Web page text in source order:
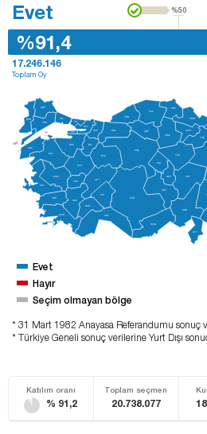
%50
Evet
%91,4
17.246.146
Toplam Oy
ADN
AFY
AMS
ANK
ANT
AYD
BAL
BİL
BOL
BRS
ÇNK
ÇNK
ÇRM
DNZ
EDR
ESK
HTY
ISP
MER
İST
İST
İST
İZR
KAS
AY
KRK
KIR
KCL
KON
KTH
MNS
MUĞ
NEV
NİĞ
SAK
SMN
SNP
TEK
TOK
UŞK
YZG
ZNG
Evet
Hayır
Seçim olmayan bölge
* 31 Mart 1982 Anayasa Referandumu sonuç
* Türkiye Geneli sonuç verilerine Yurt Dışı
Katılım oranı
% 91,2
Toplam seçmen
20.738.077